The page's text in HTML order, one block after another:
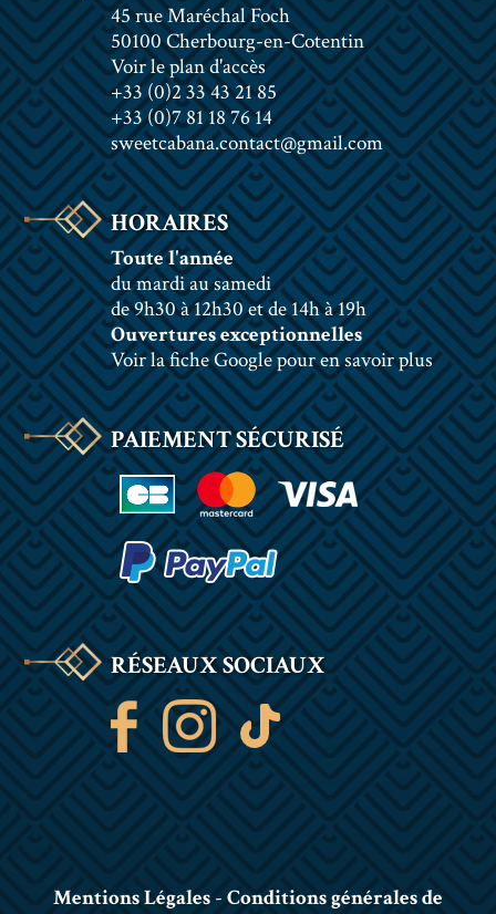
45 rue Maréchal Foch
50100 Cherbourg-en-Cotentin
Voir le plan d'accès
+33 (0)2 33 43 21 85
+33 (0)7 81 18 76 14
sweetcabana.contact@gmail.com
HORAIRES
Toute l'année
du mardi au samedi
de 9h30 à 12h30 et de 14h à 19h
Ouvertures exceptionnelles
Voir la fiche Google pour en savoir plus
PAIEMENT SÉCURISÉ
RÉSEAUX SOCIAUX
Mentions Légales - Conditions générales de